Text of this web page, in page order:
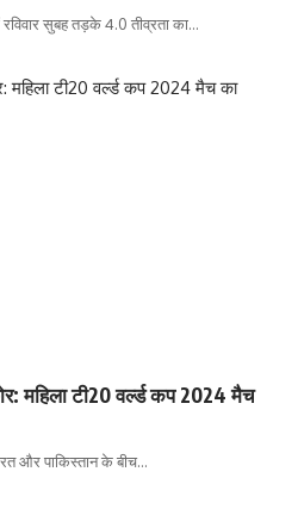
रविवार सुबह तड़के 4.0 तीव्रता का…
महिला टी20 वर्ल्ड कप 2024 मैच
और पाकिस्तान के बीच…